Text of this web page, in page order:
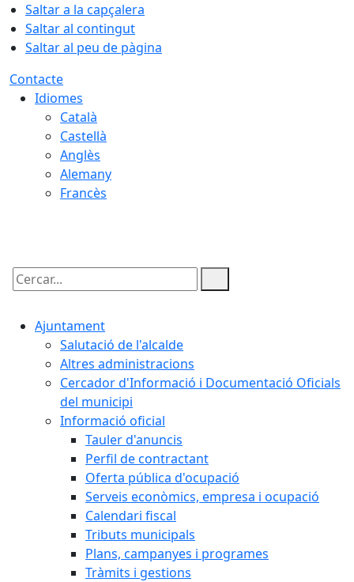
Saltar a la capçalera
Saltar al contingut
Saltar al peu de pàgina
Contacte
Idiomes
Català
Castellà
Anglès
Alemany
Francès
Cercar:
Ajuntament
Salutació de l'alcalde
Altres administracions
Cercador d'Informació i Documentació Oficials
del municipi
Informació oficial
Tauler d'anuncis
Perfil de contractant
Oferta pública d'ocupació
Serveis econòmics, empresa i ocupació
Calendari fiscal
Tributs municipals
Plans, campanyes i programes
Tràmits i gestions